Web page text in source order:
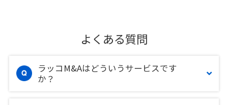
よくある質問
ラッコM&Aはどういうサービスです
か？